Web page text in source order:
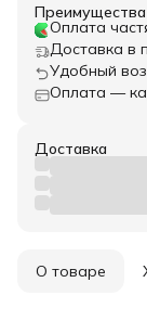
Преимущества
Оплата
Доставка в
Удобный
Оплата —
Доставка
О товаре